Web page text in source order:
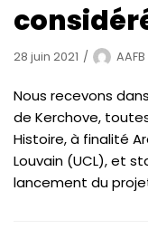
28 juin 2021 AAFB
Nous recevons
de Kerchove,
Histoire, à finalité
Louvain (UCL), et
lancement du